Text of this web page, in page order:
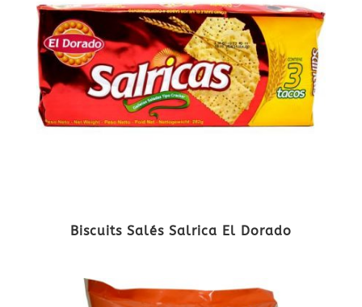
Biscuits Salés Salrica El Dorado